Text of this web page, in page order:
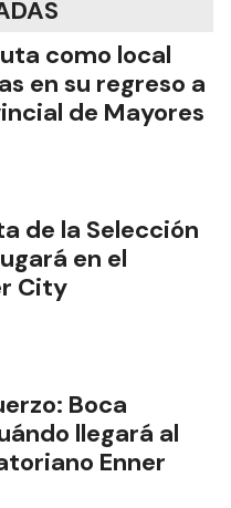
como local
en su regreso a
de Mayores
de la Selección
en el
City
Boca
llegará al
Enner